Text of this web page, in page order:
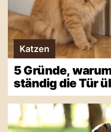
Katzen
5 Gründe,
ständig die Tür